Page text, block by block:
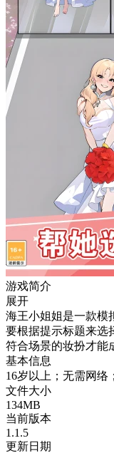
游戏简介
展开
海王小姐姐是一款模
要根据提示标题来选
符合场景的妆扮才能
基本信息
16岁以上；无需网络
文件大小
134MB
当前版本
1.1.5
更新日期